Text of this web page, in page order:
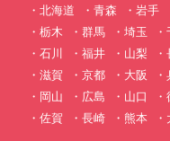
北海道 青森 岩手
栃木
群馬 埼玉
石川
福井 山梨
滋賀
京都 大阪
岡山
広島 山口
佐賀
長崎 熊本